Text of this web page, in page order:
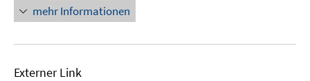
mehr Informationen
Externer Link